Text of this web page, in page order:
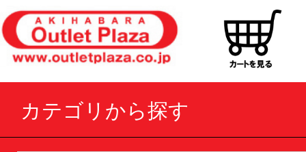
カテゴリから探す